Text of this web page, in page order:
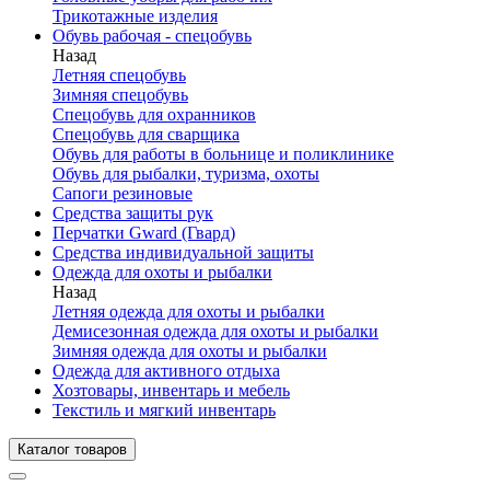
Трикотажные изделия
Обувь рабочая - спецобувь
Назад
Летняя спецобувь
Зимняя спецобувь
Спецобувь для охранников
Спецобувь для сварщика
Обувь для работы в больнице и поликлинике
Обувь для рыбалки, туризма, охоты
Сапоги резиновые
Средства защиты рук
Перчатки Gward (Гвард)
Средства индивидуальной защиты
Одежда для охоты и рыбалки
Назад
Летняя одежда для охоты и рыбалки
Демисезонная одежда для охоты и рыбалки
Зимняя одежда для охоты и рыбалки
Одежда для активного отдыха
Хозтовары, инвентарь и мебель
Текстиль и мягкий инвентарь
Каталог товаров